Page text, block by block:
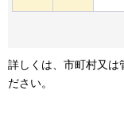
詳しくは、市町村又は
ださい。